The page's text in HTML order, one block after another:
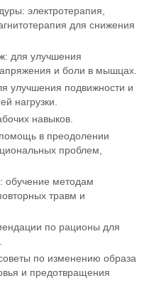
электротерапия,
для снижения
для улучшения
и боли в мышцах.
улучшения подвижности и
нагрузки.
навыков.
в преодолении
проблем,
обучение методам
травм и
по рационы для
по изменению образа
и предотвращения